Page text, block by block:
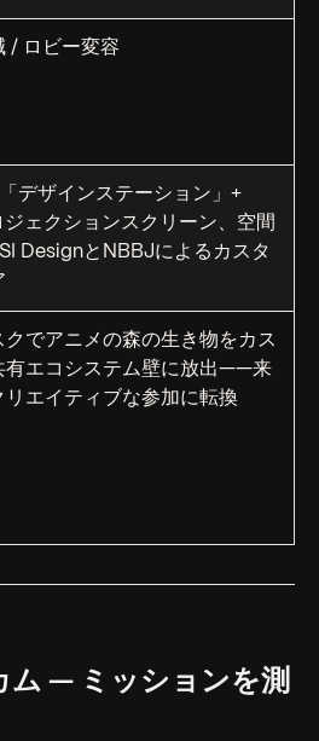
/ ロビー変容
デザインステーション」+
ェクションスクリーン、空間
DesignとNBBJによるカスタ
でアニメの森の生き物をカス
有エコシステム壁に放出——来
リエイティブな参加に転換
ム — ミッションを測